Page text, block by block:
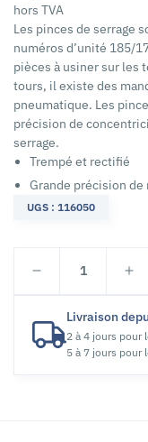
hors TVA
Les pinces de serrage
numéros d’unité 185/
pièces à usiner sur les
tours, il existe des
pneumatique. Les
précision de
serrage.
Trempé et rectifié
Grande précision de
UGS : 116050
1
Livraison
2 à 4 jours pour
5 à 7 jours pour